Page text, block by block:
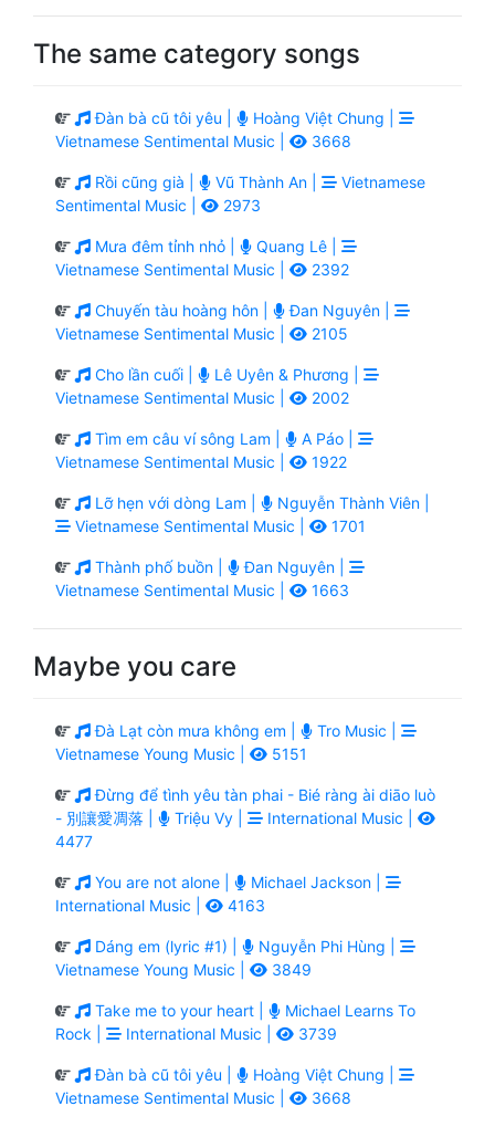
The same category songs
Đàn bà cũ tôi yêu |
Hoàng Việt Chung |
Vietnamese Sentimental Music |
3668
Rồi cũng già | Vũ Thành An |
Vietnamese
Sentimental Music |
2973
Mưa đêm tỉnh nhỏ |
Quang Lê |
Vietnamese Sentimental Music |
2392
Chuyến tàu hoàng hôn |
Đan Nguyên |
Vietnamese Sentimental Music |
2105
Cho lần cuối |
Lê Uyên & Phương |
Vietnamese Sentimental Music |
2002
Tìm em câu ví sông Lam |
A Páo |
Vietnamese Sentimental Music |
1922
Lỡ hẹn với dòng Lam |
Nguyễn Thành Viên |
Vietnamese Sentimental Music |
1701
Thành phố buồn |
Đan Nguyên |
Vietnamese Sentimental Music |
1663
Maybe you care
Đà Lạt còn mưa không em |
Tro Music |
Vietnamese Young Music |
5151
Đừng để tình yêu tàn phai - Bié ràng ài diāo luò
- 別讓愛凋落 |
Triệu Vy |
International Music |
4477
You are not alone |
Michael Jackson |
International Music |
4163
Dáng em (lyric #1) |
Nguyễn Phi Hùng |
Vietnamese Young Music |
3849
Take me to your heart |
Michael Learns To
Rock |
International Music | 3739
Đàn bà cũ tôi yêu |
Hoàng Việt Chung |
Vietnamese Sentimental Music |
3668